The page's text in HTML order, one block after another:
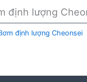
định lượng
định lượng Cheonsei